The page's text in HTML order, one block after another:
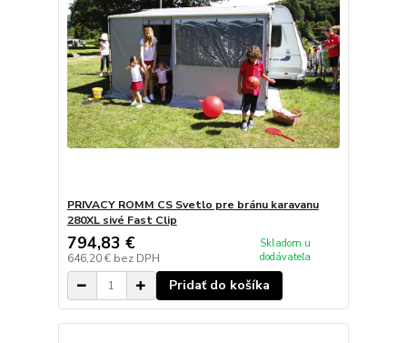
PRIVACY ROMM CS Svetlo pre bránu karavanu
280XL sivé Fast Clip
794,83 €
646,20 € bez DPH
Skladom u
dodávateľa
Pridať do košíka